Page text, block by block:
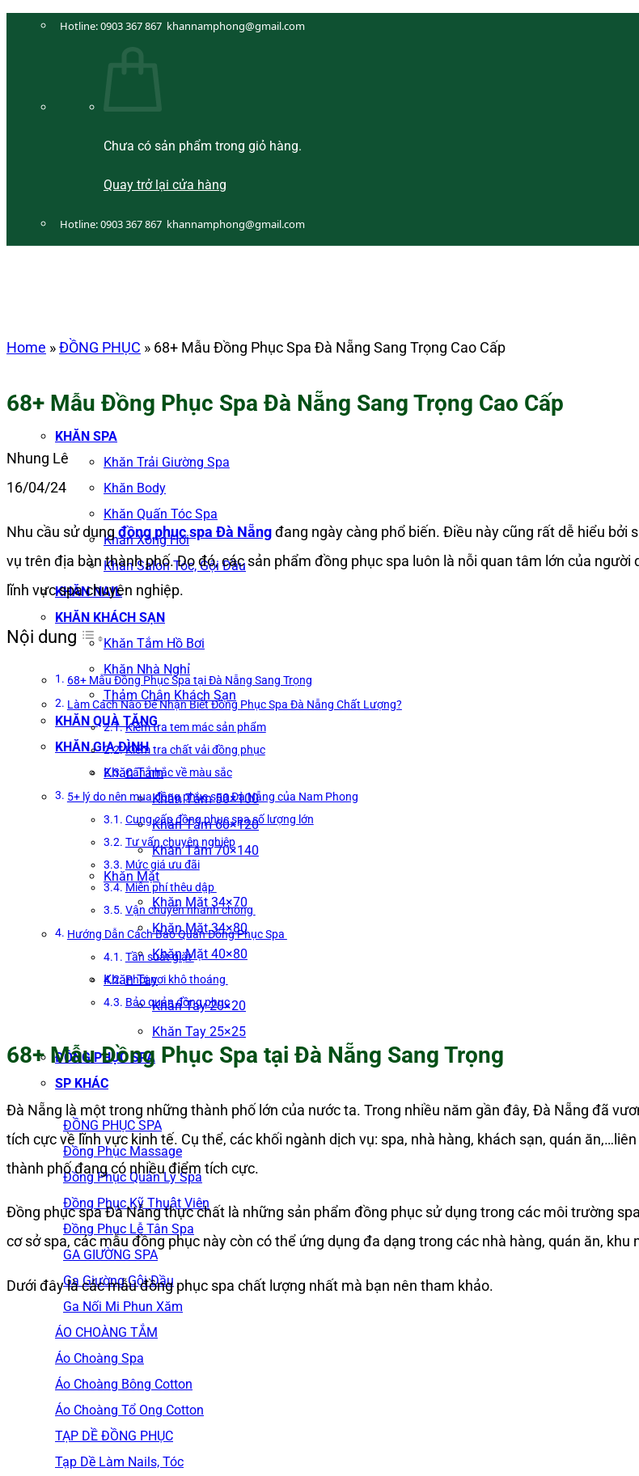
Hotline:0903 367 867 khannamphong@gmail.com
Chưa có sản phẩm trong giỏ hàng.
Quay trở lại cửa hàng
Hotline:0903 367 867 khannamphong@gmail.com
KHĂN SPA
Khăn Trải Giường Spa
Khăn Body
Khăn Quấn Tóc Spa
Khăn Xông Hơi
Khăn Salon Tóc, Gội Đầu
KHĂN NAIL
KHĂN KHÁCH SẠN
Khăn Tắm Hồ Bơi
Khăn Nhà Nghỉ
Thảm Chân Khách Sạn
KHĂN QUÀ TẶNG
KHĂN GIA ĐÌNH
Khăn Tắm
Khăn Tắm 50×100
Khăn Tắm 60×120
Khăn Tắm 70×140
Khăn Mặt
Khăn Mặt 34×70
Khăn Mặt 34×80
Khăn Mặt 40×80
Khăn Tay
Khăn Tay 20×20
Khăn Tay 25×25
ĐỒNG PHỤC SPA
SP KHÁC
ĐỒNG PHỤC SPA
Đồng Phục Massage
Đồng Phục Quản Lý Spa
Đồng Phục Kỹ Thuật Viên
Đồng Phục Lễ Tân Spa
GA GIƯỜNG SPA
Ga Giường Gội Đầu
Ga Nối Mi Phun Xăm
ÁO CHOÀNG TẮM
Áo Choàng Spa
Áo Choàng Bông Cotton
Áo Choàng Tổ Ong Cotton
TẠP DỀ ĐỒNG PHỤC
Tạp Dề Làm Nails, Tóc
Home »ĐỒNG PHỤC » 68+ Mẫu Đồng Phục Spa Đà Nẵng Sang Trọng Cao Cấp
68+ Mẫu Đồng Phục Spa Đà Nẵng Sang Trọng Cao Cấp
Nhung Lê
16/04/24
Nhu cầu sử dụng đồng phục spa Đà Nẵngđang ngày càng phổ biến. Điều này cũng rất dễ hiểu bởi
vụ trên địa bàn thành phố. Do đó, các sản phẩm đồng phục spa luôn là nỗi quan tâm lớn của
lĩnh vực spa chuyên nghiệp.
Nội dung
68+ Mẫu Đồng Phục Spa tại Đà Nẵng Sang Trọng
Làm Cách Nào Để Nhận Biết Đồng Phục Spa Đà Nẵng Chất Lượng?
Kiểm tra tem mác sản phẩm
Kiểm tra chất vải đồng phục
Cân nhắc về màu sắc
5+ lý do nên mua đồng phục spa Đà Nẵng của Nam Phong
Cung cấp đồng phục spa số lượng lớn
Tư vấn chuyên nghiệp
Mức giá ưu đãi
Miễn phí thêu dập
Vận chuyển nhanh chóng
Hướng Dẫn Cách Bảo Quản Đồng Phục Spa
Tần suất giặt
Phơi nơi khô thoáng
Bảo quản đồng phục
68+ Mẫu Đồng Phục Spa tại Đà Nẵng Sang Trọng
Đà Nẵng là một trong những thành phố lớn của nước ta. Trong nhiều năm gần đây, Đà Nẵng đã
tích cực về lĩnh vực kinh tế. Cụ thể, các khối ngành dịch vụ: spa, nhà hàng, khách sạn, quán
thành phố đang có nhiều điểm tích cực.
Đồng phục spa Đà Nẵng thực chất là những sản phẩm đồng phục sử dụng trong các môi trường
cơ sở spa, các mẫu đồng phục này còn có thể ứng dụng đa dạng trong các nhà hàng, quán ăn, khu
Dưới đây là các mẫu đồng phục spa chất lượng nhất mà bạn nên tham khảo.